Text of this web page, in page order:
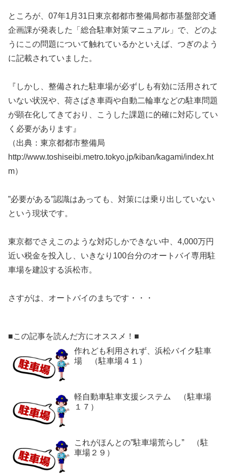
ところが、07年1月31日東京都都市整備局都市基盤部交通
企画課が発表した「総合駐車対策マニュアル」で、どのよ
うにこの問題について触れているかといえば、つぎのよう
に記載されていました。
『しかし、整備された駐車場が必ずしも有効に活用されて
いない状況や、荷さばき車両や自動二輪車などの駐車問題
が顕在化してきており、こうした課題に的確に対応してい
く必要があります』
（出典：東京都都市整備局
http://www.toshiseibi.metro.tokyo.jp/kiban/kagami/index.ht
m）
”必要がある”認識はあっても、対策には乗り出していない
という現状です。
東京都でさえこのような対応しかできない中、4,000万円
近い税金を投入し、いきなり100台分のオートバイ専用駐
車場を建設する浜松市。
さすがは、オートバイのまちです・・・
■この記事を読んだ方にオススメ！■
作れども利用されず、浜松バイク駐車
場 （駐車場４１）
軽自動車駐車支援システム （駐車場
１７）
これがほんとの”駐車場荒らし” （駐
車場２９）